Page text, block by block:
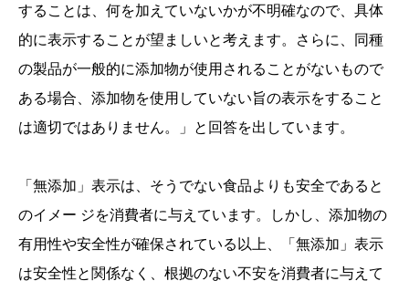
することは、何を加えていないかが不明確なので、具体
的に表示することが望ましいと考えます。さらに、同種
の製品が一般的に添加物が使用されることがないもので
ある場合、添加物を使用していない旨の表示をすること
は適切ではありません。」と回答を出しています。
「無添加」表示は、そうでない食品よりも安全であると
のイメー ジを消費者に与えています。しかし、添加物の
有用性や安全性が確保されている以上、「無添加」表示
は安全性と関係なく、根拠のない不安を消費者に与えて